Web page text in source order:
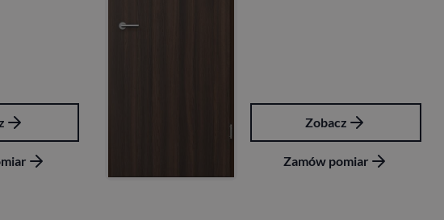
Zobacz
Zamów pomiar